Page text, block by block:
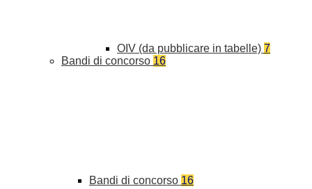
OIV (da pubblicare in tabelle) 7
Bandi di concorso 16
Bandi di concorso 16